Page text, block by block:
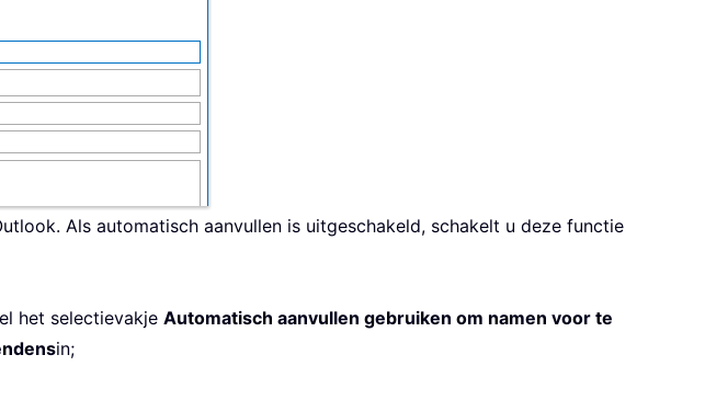
Als automatisch aanvullen is uitgeschakeld, schakelt u deze functie
het selectievakje Automatisch aanvullen gebruiken om namen voor te
sin;